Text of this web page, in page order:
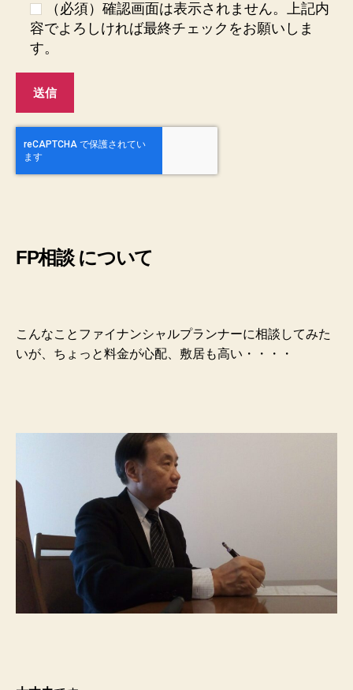
（必須）確認画面は表示されません。上記内
容でよろしければ最終チェックをお願いしま
す。
FP相談 について
こんなことファイナンシャルプランナーに相談してみた
いが、ちょっと料金が心配、敷居も高い・・・・